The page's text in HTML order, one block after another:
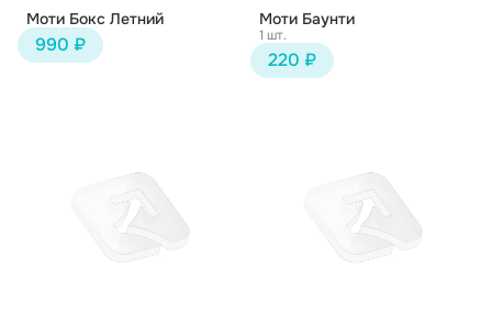
Моти Бокс Летний
990 ₽
Моти Баунти
1 шт.
220 ₽